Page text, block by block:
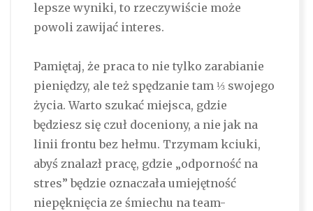
lepsze wyniki, to rzeczywiście może
powoli zawijać interes.
Pamiętaj, że praca to nie tylko zarabianie
pieniędzy, ale też spędzanie tam ⅓ swojego
życia. Warto szukać miejsca, gdzie
będziesz się czuł doceniony, a nie jak na
linii frontu bez hełmu. Trzymam kciuki,
abyś znalazł pracę, gdzie „odporność na
stres” będzie oznaczała umiejętność
niepęknięcia ze śmiechu na team-